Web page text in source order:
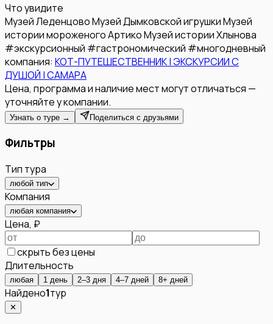
Что увидите
Музей ЛеденцовоМузей Дымковской игрушкиМузей
истории мороженого АртикоМузей истории Хлынова
#экскурсионный #гастрономический #многодневный
компания: КОТ-ПУТЕШЕСТВЕННИК | ЭКСКУРСИИ С
ДУШОЙ | САМАРА
Цена, программа и наличие мест могут отличаться —
уточняйте у компании.
Узнать о туре → Поделиться с друзьями
Фильтры
Тип тура
любой тип
Компания
любая компания
Цена, ₽
скрыть без цены
Длительность
любая 1 день 2–3 дня 4–7 дней 8+ дней
Найдено1тур
✕